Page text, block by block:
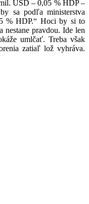
USD – 0,05 % HDP –
sa podľa ministerstva
% HDP.“ Hoci by si to
nestane pravdou. Ide len
umlčať. Treba však
zatiaľ lož vyhráva.